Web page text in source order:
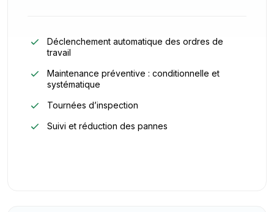
Déclenchement automatique des ordres de
travail
Maintenance préventive : conditionnelle et
systématique
Tournées d’inspection
Suivi et réduction des pannes